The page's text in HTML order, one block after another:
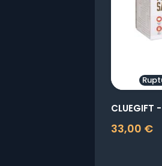
33,00 €
Prix